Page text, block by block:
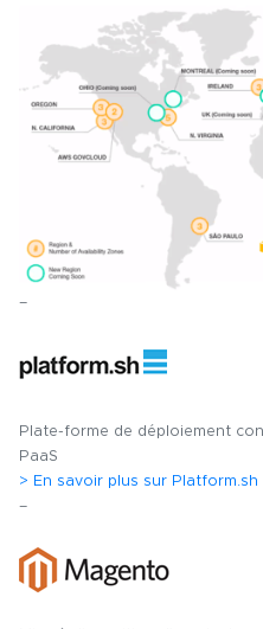
–
Plate-forme de déploiement
PaaS
> En savoir plus sur Platform.sh
–